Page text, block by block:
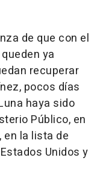
de que con el
ya
recuperar
pocos días
haya sido
Público, en
la lista de
Unidos y